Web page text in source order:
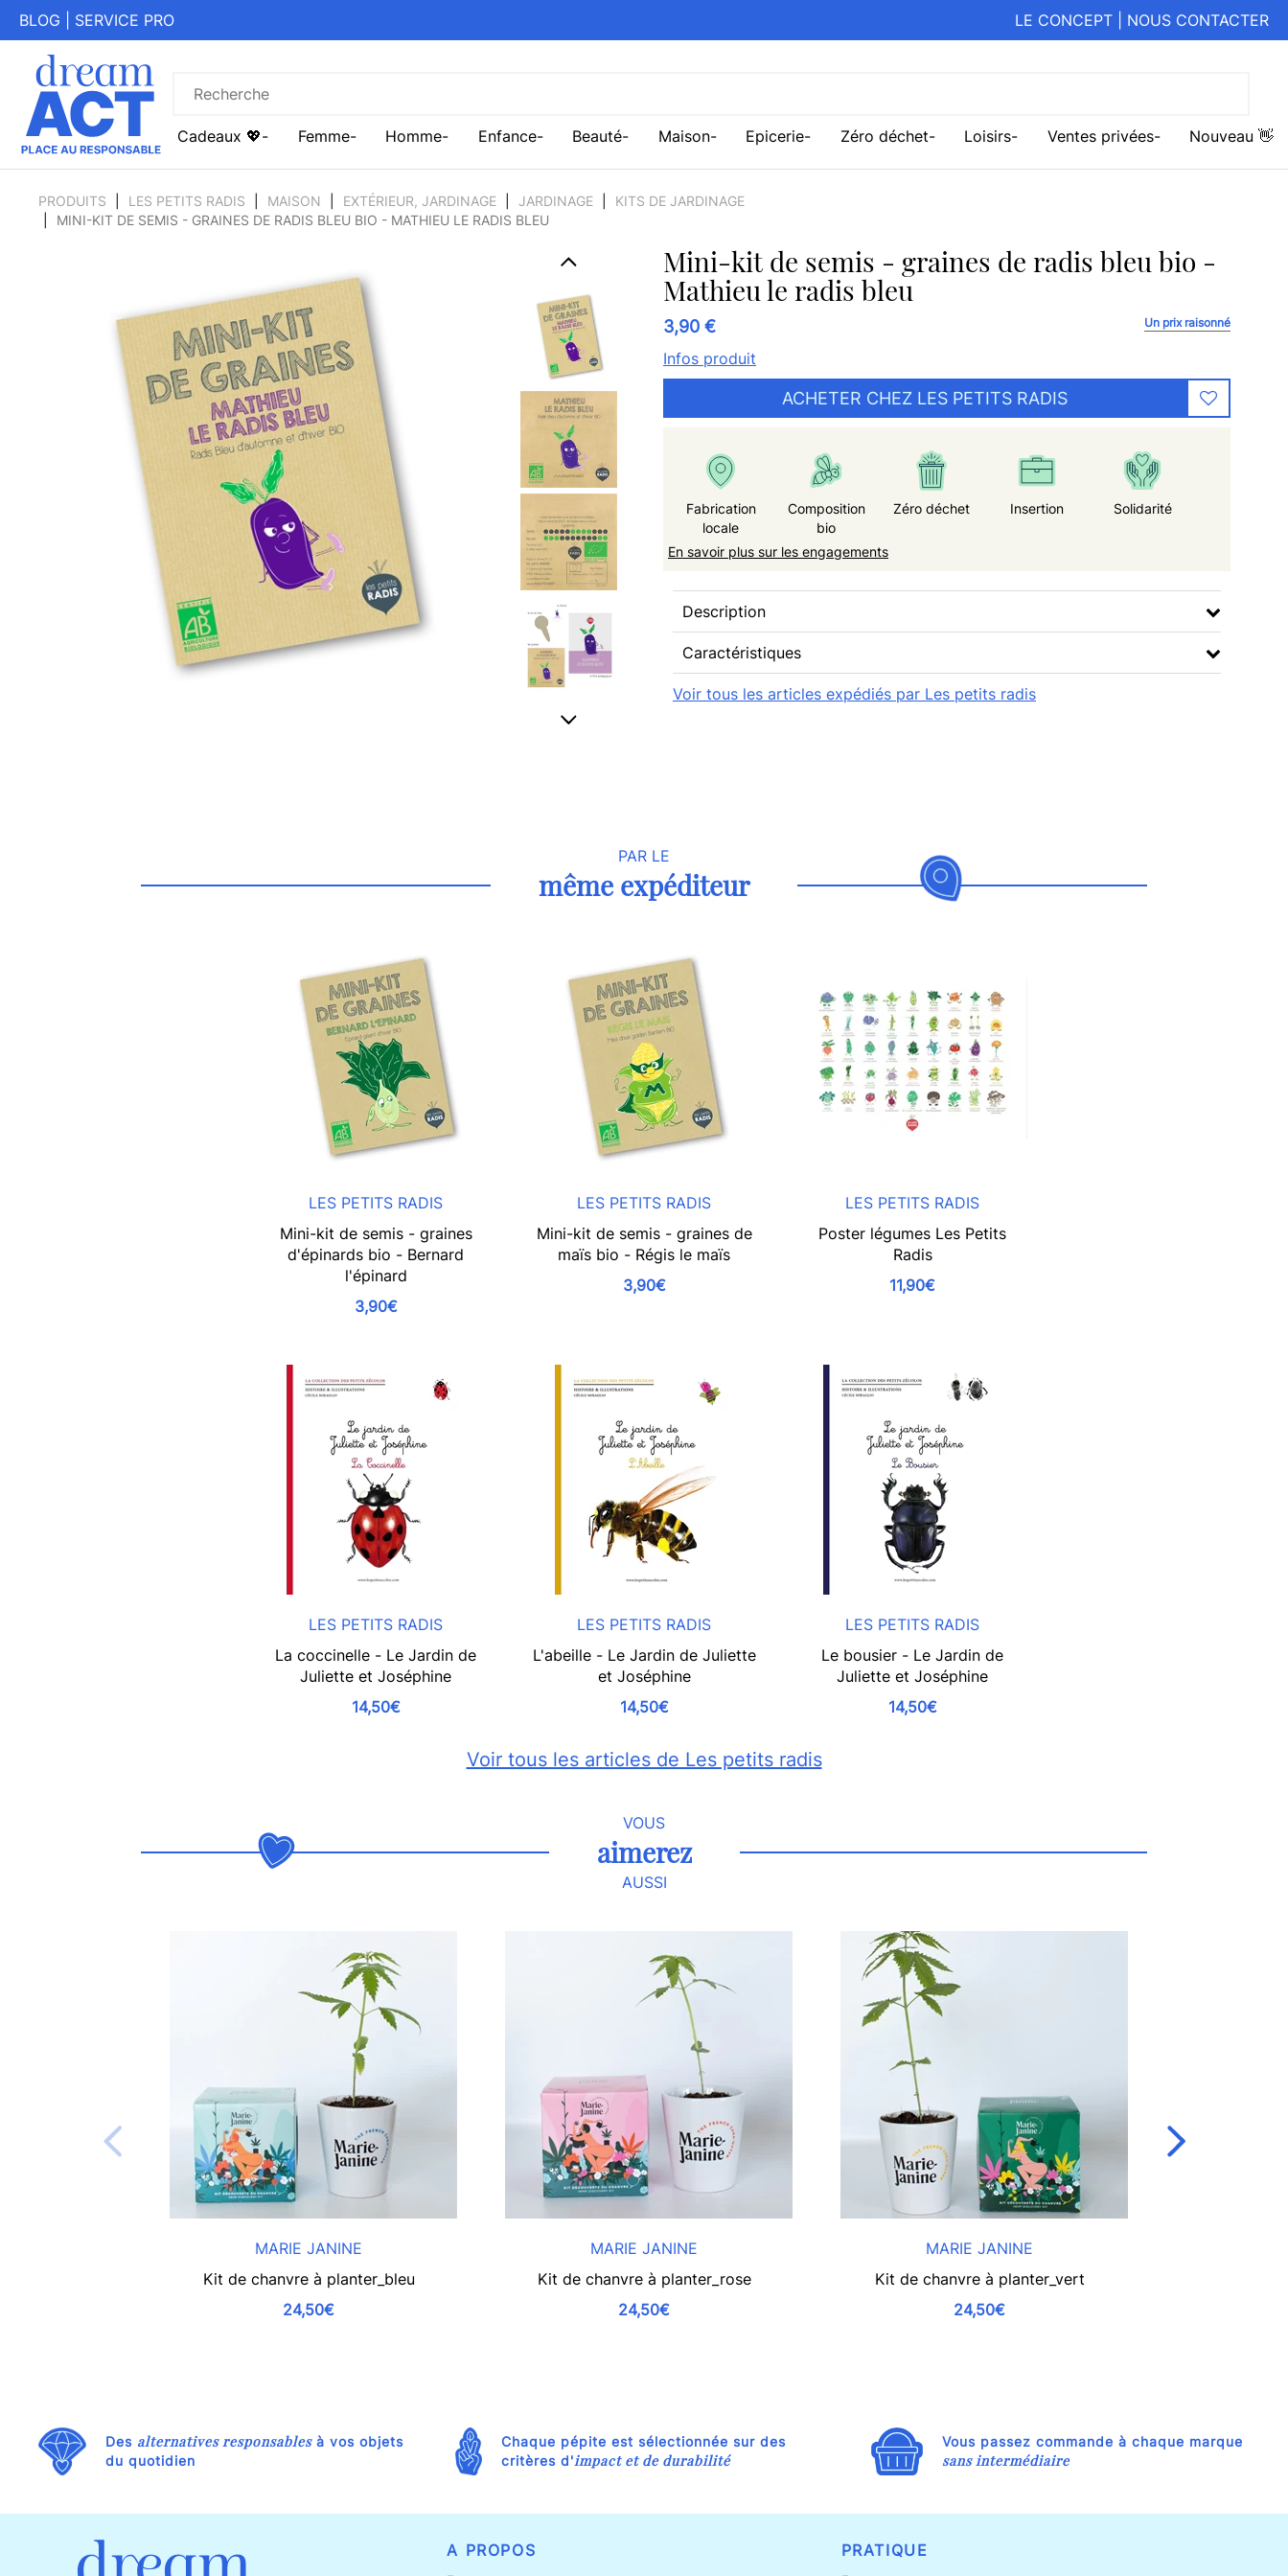
BLOG SERVICE PRO LE CONCEPT NOUS CONTACTER
Cadeaux 💖 Femme Homme Enfance Beauté Maison Epicerie Zéro déchet Loisirs Ventes privées Nouveau 👋
PRODUITS LES PETITS RADIS MAISON EXTÉRIEUR, JARDINAGE JARDINAGE
KITS DE JARDINAGE
MINI-KIT DE SEMIS - GRAINES DE RADIS BLEU BIO - MATHIEU LE RADIS BLEU
Mini-kit de semis - graines de radis bleu bio -
Mathieu le radis bleu
3,90 € Un prix raisonné
Infos produit
ACHETER CHEZ LES PETITS RADIS
Fabrication
locale
Composition
bio
Zéro déchet Insertion Solidarité
En savoir plus sur les engagements
Description
Caractéristiques
Voir tous les articles expédiés par Les petits radis
PAR LE
même expéditeur
LES PETITS RADIS
Mini-kit de semis - graines
d'épinards bio - Bernard
l'épinard
3,90€
LES PETITS RADIS
Mini-kit de semis - graines de
maïs bio - Régis le maïs
3,90€
LES PETITS RADIS
Poster légumes Les Petits
Radis
11,90€
LES PETITS RADIS
La coccinelle - Le Jardin de
Juliette et Joséphine
14,50€
LES PETITS RADIS
L'abeille - Le Jardin de Juliette
et Joséphine
14,50€
LES PETITS RADIS
Le bousier - Le Jardin de
Juliette et Joséphine
14,50€
Voir tous les articles de Les petits radis
VOUS
aimerez
AUSSI
MARIE JANINE
Kit de chanvre à planter_bleu
24,50€
MARIE JANINE
Kit de chanvre à planter_rose
24,50€
MARIE JANINE
Kit de chanvre à planter_vert
24,50€
Des alternatives responsablesà vos objets
du quotidien
Chaque pépite est sélectionnée sur des
critères d'impact et de durabilité
Vous passez commande à chaque marque
sans intermédiaire
A PROPOS
PRATIQUE